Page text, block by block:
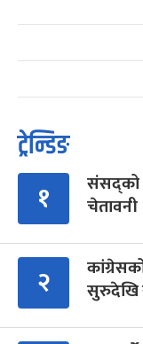
ट्रेन्डिङ
१
संसद्को
चेतावनी
२
सुरुदेखि